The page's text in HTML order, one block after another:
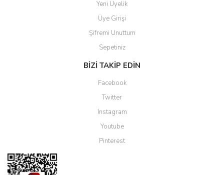
Yeni Üyelik
Üye Girişi
Şifremi Unuttum
Sepetiniz
BİZİ TAKİP EDİN
Facebook
Twitter
Instagram
Youtube
Pinterest